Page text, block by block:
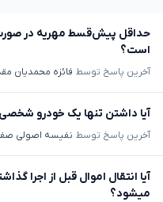
حداقل پیش‌قسط مهریه در
است؟
آخرین پاسخ توسط فائزه محمدیان
آیا داشتن تنها یک خودرو
آخرین پاسخ توسط نفیسه اصولی
آیا انتقال اموال قبل از اجرا
میشود؟